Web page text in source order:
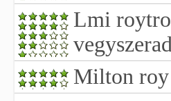
Lmi
Milton roy